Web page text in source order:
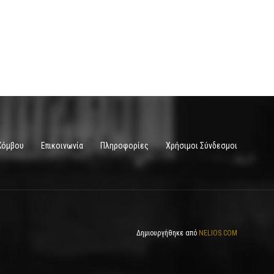
Επικοινωνία Πληροφορίες Χρήσιμοι Σύνδεσμοι
Δημιουργήθηκε από NELIOS.COM